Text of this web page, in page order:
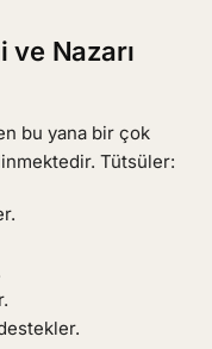
ve Nazarı
bu yana bir çok
Tütsüler: